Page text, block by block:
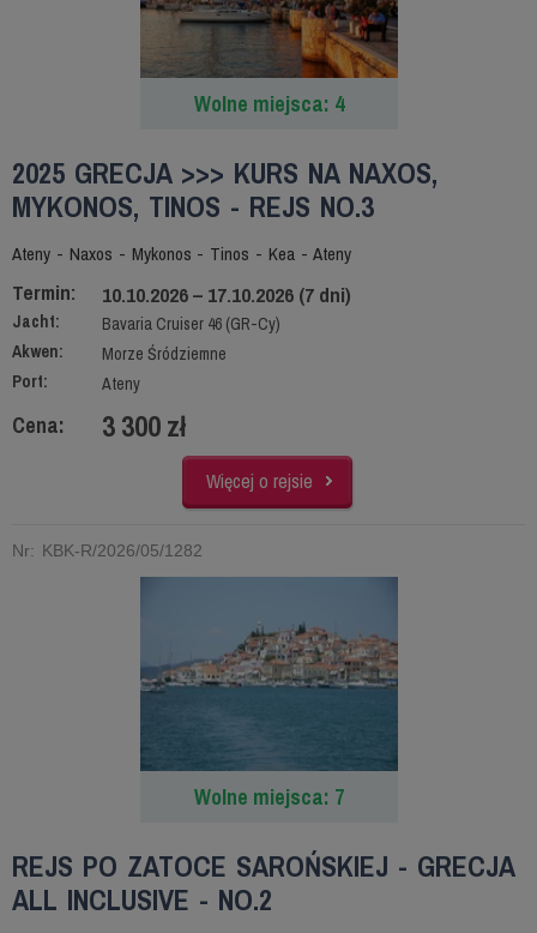
Wolne miejsca: 4
2025 GRECJA >>> KURS NA NAXOS,
MYKONOS, TINOS - REJS NO.3
Ateny - Naxos - Mykonos - Tinos - Kea - Ateny
Termin: 10.10.2026 – 17.10.2026 (7 dni)
Jacht:
Bavaria Cruiser 46 (GR-Cy)
Akwen:
Morze Śródziemne
Port:
Ateny
Cena: 3 300 zł
Więcej o rejsie
Nr: KBK-R/2026/05/1282
Wolne miejsca: 7
REJS PO ZATOCE SAROŃSKIEJ - GRECJA
ALL INCLUSIVE - NO.2